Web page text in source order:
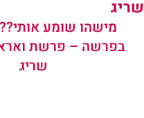
שריג
מישהו שומע
בפרשה – פרשת
שריג